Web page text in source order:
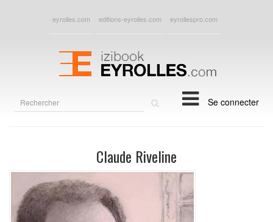
eyrolles.com editions-eyrolles.com eyrollespro.com
Se connecter
Claude Riveline